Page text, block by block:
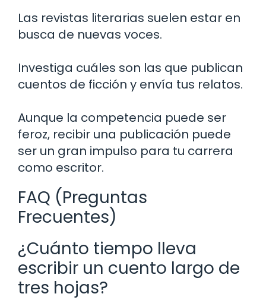
Las revistas literarias suelen estar en
busca de nuevas voces.
Investiga cuáles son las que publican
cuentos de ficción y envía tus relatos.
Aunque la competencia puede ser
feroz, recibir una publicación puede
ser un gran impulso para tu carrera
como escritor.
FAQ (Preguntas
Frecuentes)
¿Cuánto tiempo lleva
escribir un cuento largo de
tres hojas?